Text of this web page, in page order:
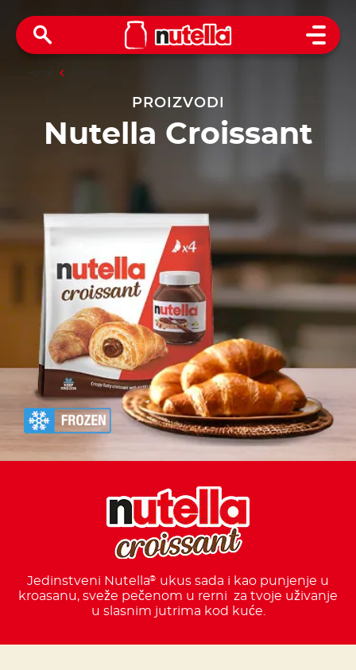
Open
Home
PROIZVODI
Nutella Croissant
Jedinstveni Nutella® ukus sada i kao punjenje u
kroasanu, sveže pečenom u rerni za tvoje uživanje
u slasnim jutrima kod kuće.